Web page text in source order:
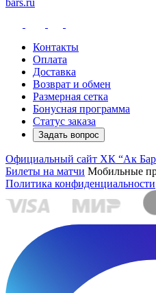
bars.ru
Контакты
Оплата
Доставка
Возврат и обмен
Размерная сетка
Бонусная программа
Статус заказа
Задать вопрос
Официальный сайт ХК “Ак
Билеты на матчи Мобильные
Политика конфиденциальности